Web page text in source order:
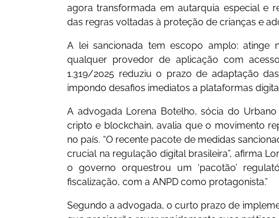
agora transformada em autarquia especial e
das regras voltadas à proteção de crianças e
A lei sancionada tem escopo amplo: atinge
qualquer provedor de aplicação com
1.319/2025 reduziu o prazo de adaptação
impondo desafios imediatos a plataformas
A advogada Lorena Botelho, sócia do
cripto e blockchain, avalia que o movimento
no país. “O recente pacote de medidas
crucial na regulação digital brasileira”, afirma
o governo orquestrou um ‘pacotão’
fiscalização, com a ANPD como protagonista.”
Segundo a advogada, o curto prazo de